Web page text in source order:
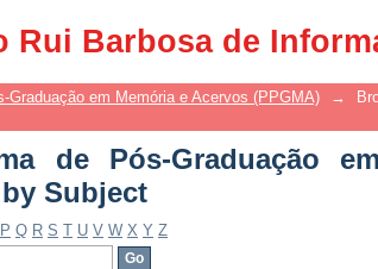
Rui Barbosa de
de Pós-Graduação
Graduação em Memória e Acervos (PPGMA) →
de Pós-Graduação
Subject
P Q R S T U V W X Y Z